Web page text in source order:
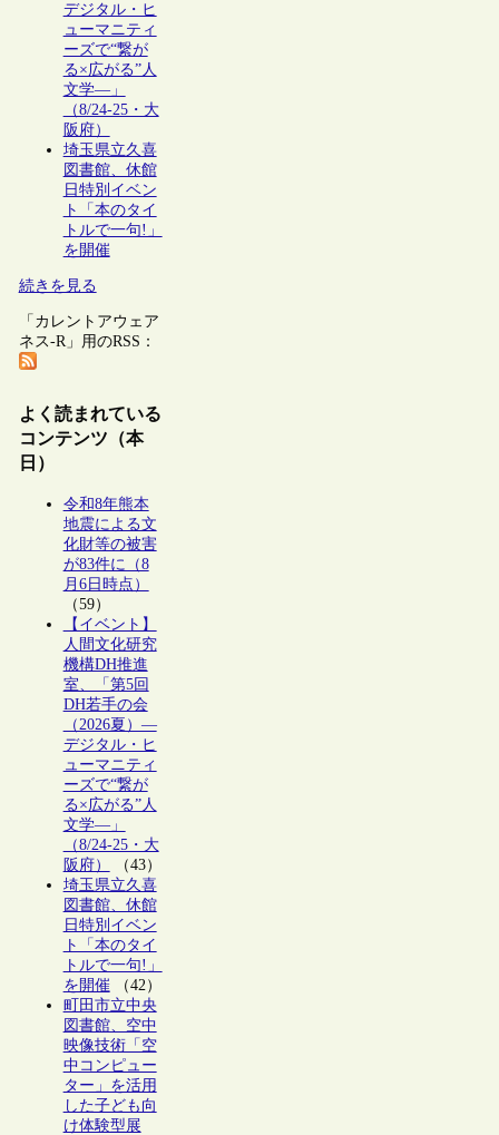
デジタル・ヒ
ューマニティ
ーズで“繋が
る×広がる”人
文学―」
（8/24-25・大
阪府）
埼玉県立久喜
図書館、休館
日特別イベン
ト「本のタイ
トルで一句!」
を開催
続きを見る
「カレントアウェア
ネス-R」用のRSS：
よく読まれている
コンテンツ（本
日）
令和8年熊本
地震による文
化財等の被害
が83件に（8
月6日時点）
（59）
【イベント】
人間文化研究
機構DH推進
室、「第5回
DH若手の会
（2026夏）―
デジタル・ヒ
ューマニティ
ーズで“繋が
る×広がる”人
文学―」
（8/24-25・大
阪府）
（43）
埼玉県立久喜
図書館、休館
日特別イベン
ト「本のタイ
トルで一句!」
を開催（42）
町田市立中央
図書館、空中
映像技術「空
中コンピュー
ター」を活用
した子ども向
け体験型展